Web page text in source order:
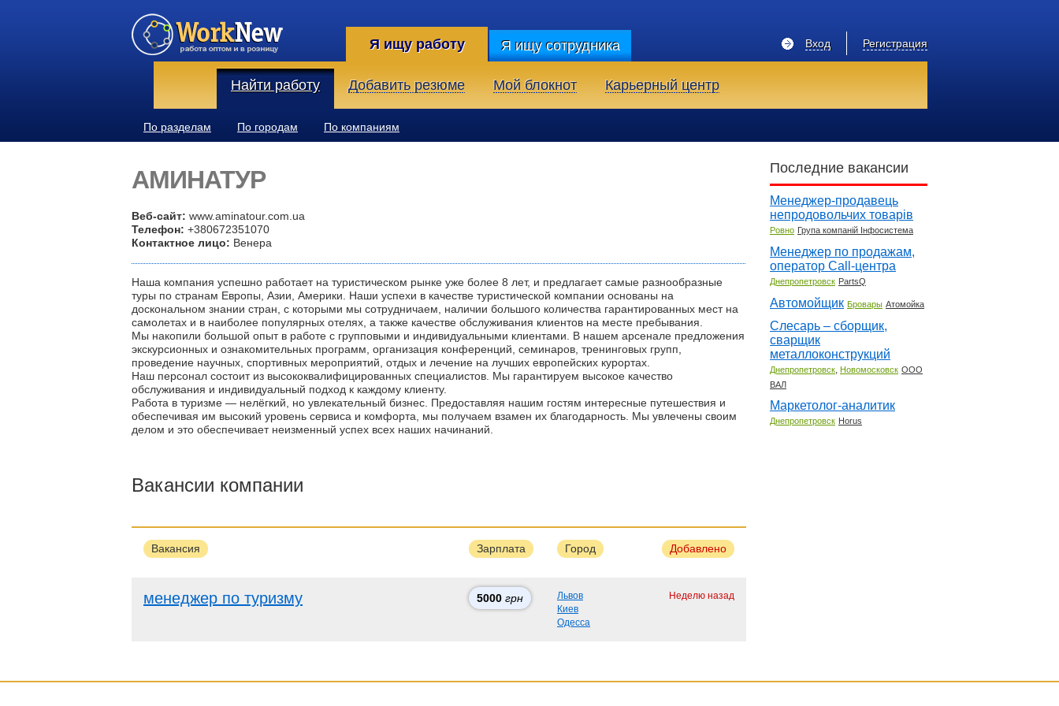
Я ищу работу Я ищу сотрудника Регистрация
Вход
Найти работу Добавить резюме Мой блокнот Карьерный центр
По разделам По городам По компаниям
АМИНАТУР
Веб-сайт: www.aminatour.com.ua
Телефон: +380672351070
Контактное лицо: Венера
Наша компания успешно работает на туристическом рынке уже более 8 лет, и предлагает самые разнообразные
туры по странам Европы, Азии, Америки. Наши успехи в качестве туристической компании основаны на
доскональном знании стран, с которыми мы сотрудничаем, наличии большого количества гарантированных мест на
самолетах и в наиболее популярных отелях, а также качестве обслуживания клиентов на месте пребывания.
Мы накопили большой опыт в работе с групповыми и индивидуальными клиентами. В нашем арсенале предложения
экскурсионных и ознакомительных программ, организация конференций, семинаров, тренинговых групп,
проведение научных, спортивных мероприятий, отдых и лечение на лучших европейских курортах.
Наш персонал состоит из высококвалифицированных специалистов. Мы гарантируем высокое качество
обслуживания и индивидуальный подход к каждому клиенту.
Работа в туризме — нелёгкий, но увлекательный бизнес. Предоставляя нашим гостям интересные путешествия и
обеспечивая им высокий уровень сервиса и комфорта, мы получаем взамен их благодарность. Мы увлечены своим
делом и это обеспечивает неизменный успех всех наших начинаний.
Вакансии компании
Вакансия Зарплата Город Добавлено
менеджер по туризму 5000 грн
Львов
Киев
Одесса
Неделю назад
Последние вакансии
Менеджер-продавець
непродовольчих товарів
Ровно Група компаній Інфосистема
Менеджер по продажам,
оператор Call-центра
Днепропетровск PartsQ
Автомойщик Бровары Атомойка
Слесарь – сборщик,
сварщик
металлоконструкций
Днепропетровск, Новомосковск ООО
ВАЛ
Маркетолог-аналитик
Днепропетровск Horus